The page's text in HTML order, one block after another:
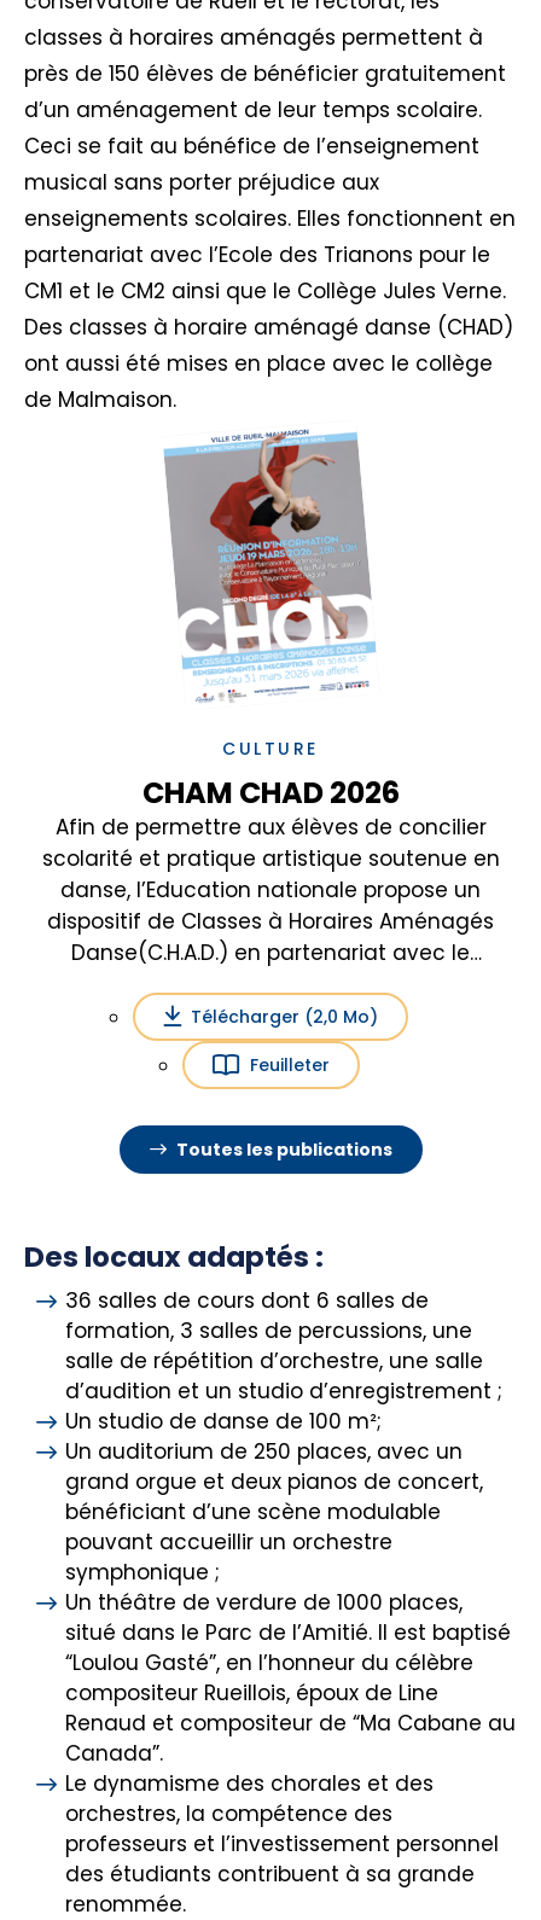
classes à horaires aménagés permettent à
près de 150 élèves de bénéficier gratuitement
d’un aménagement de leur temps scolaire.
Ceci se fait au bénéfice de l’enseignement
musical sans porter préjudice aux
enseignements scolaires. Elles fonctionnent en
partenariat avec l’Ecole des Trianons pour le
CM1 et le CM2 ainsi que le Collège Jules Verne.
Des classes à horaire aménagé danse (CHAD)
ont aussi été mises en place avec le collège
de Malmaison.
CULTURE
CHAM CHAD 2026
Afin de permettre aux élèves de concilier
scolarité et pratique artistique soutenue en
danse, l’Education nationale propose un
dispositif de Classes à Horaires Aménagés
Danse(C.H.A.D.) en partenariat avec le
Régional de Rueil-Malmaison. Ces classes
s’adressent à tout élève entrant en classe de
6ème à la rentrée 2026, ayant une appétence
davantage de temps tout en continuant une
scolarité ordinaire.
Télécharger (2,0 Mo)
Feuilleter
Toutes les publications
Des locaux adaptés :
36 salles de cours dont 6 salles de
formation, 3 salles de percussions, une
salle de répétition d’orchestre, une salle
d’audition et un studio d’enregistrement ;
Un studio de danse de 100 m²;
Un auditorium de 250 places, avec un
grand orgue et deux pianos de concert,
bénéficiant d’une scène modulable
pouvant accueillir un orchestre
symphonique ;
Un théâtre de verdure de 1000 places,
situé dans le Parc de l’Amitié. Il est baptisé
“Loulou Gasté”, en l’honneur du célèbre
compositeur Rueillois, époux de Line
Renaud et compositeur de “Ma Cabane au
Canada”.
Le dynamisme des chorales et des
orchestres, la compétence des
professeurs et l’investissement personnel
des étudiants contribuent à sa grande
renommée.